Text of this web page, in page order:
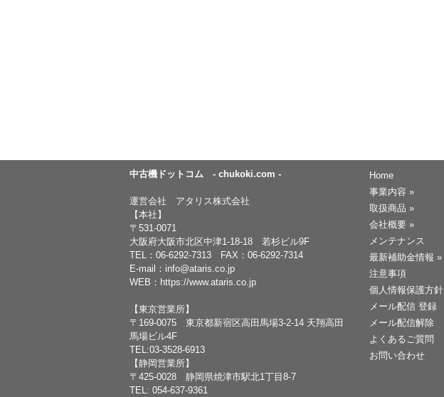
中古機ドットコム - chukoki.com -
運営会社 アタリス株式会社
【本社】
〒531-0071
大阪府大阪市北区中津1-18-18 若杉ビル9F
TEL： 06-6292-7313 FAX：06-6292-7314
E-mail： info@ataris.co.jp
WEB： https://www.ataris.co.jp
【東京営業所】
〒169-0075 東京都新宿区高田馬場3-2-14 天翔高田
馬場ビル4F
TEL:03-3528-6913
【静岡営業所】
〒425-0028 静岡県焼津市駅北1丁目8-7
TEL: 054-637-9361
Home
事業内容 »
取扱商品 »
会社概要 »
メンテナンス
最新補助金情報 »
注意事項
個人情報保護方針
メール配信 登録
メール配信解除
よくあるご質問
お問い合わせ